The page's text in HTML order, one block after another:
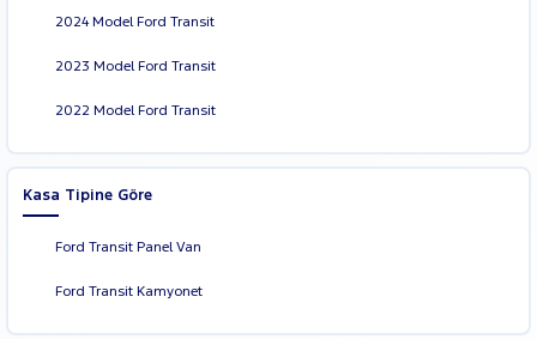
2024 Model Ford Transit
2023 Model Ford Transit
2022 Model Ford Transit
Kasa Tipine Göre
Ford Transit Panel Van
Ford Transit Kamyonet